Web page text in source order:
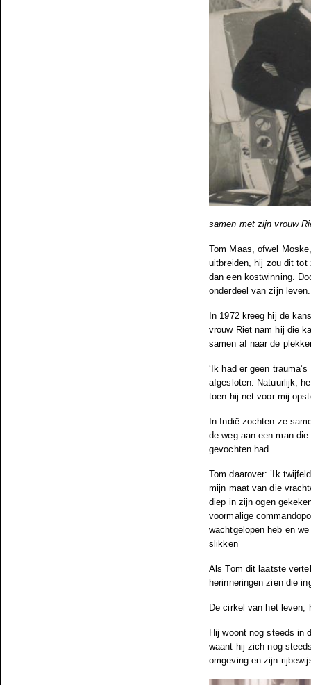
samen met zijn vrouw
Tom Maas, ofwel
uitbreiden, hij zou dit tot
dan een kostwinning.
onderdeel van zijn leven.
In 1972 kreeg hij de
vrouw Riet nam hij die
samen af naar de
‘Ik had er geen
afgesloten. Natuurlijk,
toen hij net voor mij
In Indië zochten ze
de weg aan een man
gevochten had.
Tom daarover: ’Ik
mijn maat van die
diep in zijn ogen
voormalige
wachtgelopen heb en
slikken’
Als Tom dit laatste
herinneringen zien die
De cirkel van het leven,
Hij woont nog steeds in
waant hij zich nog
omgeving en zijn